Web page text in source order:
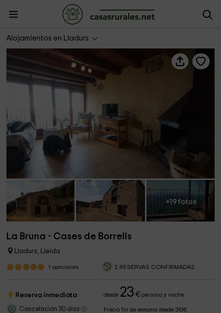
Alojamientos en Lladurs
La Bruna - Cases de Borrells
+19 fotos
La Bruna - Cases de Borrells
Lladurs, Lleida
1 opiniones 2 RESERVAS CONFIRMADAS
Reserva inmediata desde 23 €persona y noche
Cancelación 30 días Precio fin de semana desde 310€